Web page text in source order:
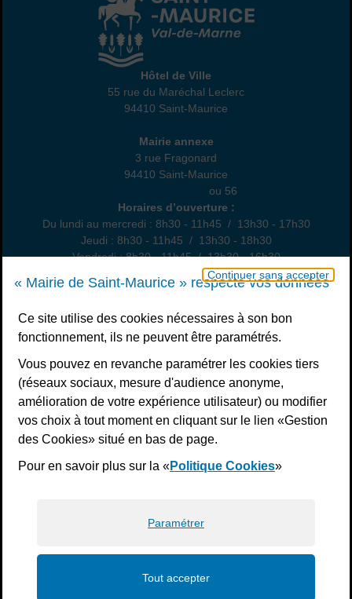
Continuer sans accepter
« Mairie de Saint-Maurice » respecte vos données
Ce site utilise des cookies nécessaires à son bon
fonctionnement, ils ne peuvent être paramétrés.
Vous pouvez en revanche paramétrer les cookies tiers
(réseaux sociaux, mesure d'audience anonyme,
amélioration de votre expérience utilisateur) ou modifier
vos choix à tout moment en cliquant sur le lien «Gestion
des Cookies» situé en bas de page.
Pour en savoir plus sur la «Politique Cookies»
Paramétrer
Tout accepter
Hôtel de Ville
Hôtel de Ville
55 rue du Maréchal Leclerc
94410 Saint-Maurice
Annexe
Mairie annexe
3 rue Fragonard
94410 Saint-Maurice
ou 56
Horaires d’ouverture :
Du lundi au mercredi : 8h30 - 11h45 / 13h30 - 17h30
Jeudi : 8h30 - 11h45 / 13h30 - 18h30
Vendredi : 8h30 - 11h45 / 13h30 - 16h30
Un samedi par mois : permanence état civil, sur rendez-vous
S’inscrire à la newsletter
Télécharger l’application
Nous suivre
Facebook
Instagram
Youtube
LinkedIn
Calaméo